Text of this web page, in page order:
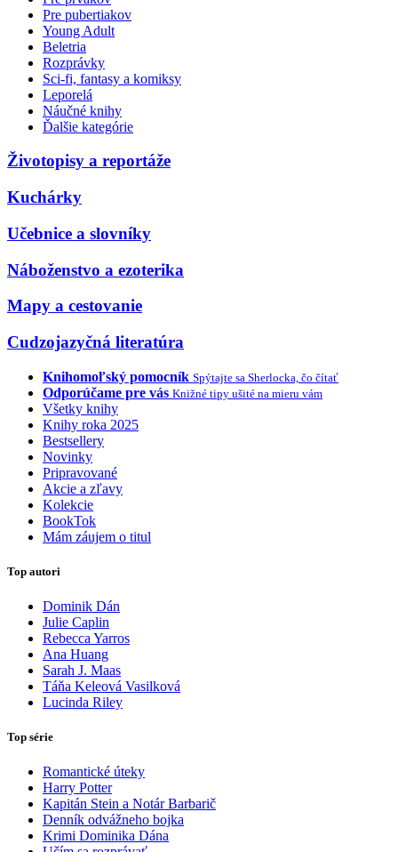
Pre pubertiakov
Young Adult
Beletria
Rozprávky
Sci-fi, fantasy a komiksy
Leporelá
Náučné knihy
Ďalšie kategórie
Životopisy a reportáže
Kuchárky
Učebnice a slovníky
Náboženstvo a ezoterika
Mapy a cestovanie
Cudzojazyčná literatúra
Knihomoľský pomocník Spýtajte sa Sherlocka, čo čítať
Odporúčame pre vás Knižné tipy ušité na mieru vám
Všetky knihy
Knihy roka 2025
Bestsellery
Novinky
Pripravované
Akcie a zľavy
Kolekcie
BookTok
Mám záujem o titul
Top autori
Dominik Dán
Julie Caplin
Rebecca Yarros
Ana Huang
Sarah J. Maas
Táňa Keleová Vasilková
Lucinda Riley
Top série
Romantické úteky
Harry Potter
Kapitán Stein a Notár Barbarič
Denník odvážneho bojka
Krimi Dominika Dána